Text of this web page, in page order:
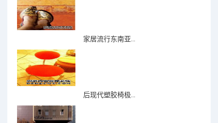
家居流行东南亚...
后现代塑胶椅极...